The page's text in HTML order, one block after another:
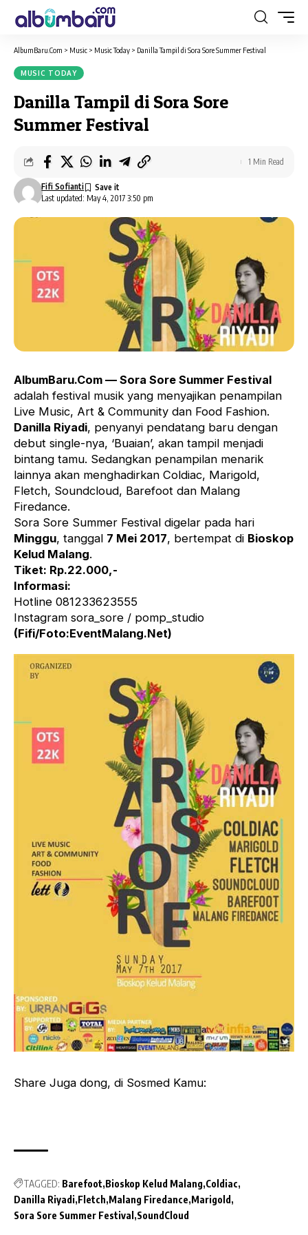
AlbumBaru.Com > Music > Music Today > Danilla Tampil di Sora Sore Summer Festival
MUSIC TODAY
Danilla Tampil di Sora Sore
Summer Festival
Last updated: May 4, 2017 3:50 pm
Fifi Sofianti
1 Min Read
AlbumBaru.Com — Sora Sore Summer Festival
adalah festival musik yang menyajikan penampilan
Live Music, Art & Community dan Food Fashion.
Danilla Riyadi, penyanyi pendatang baru dengan
debut single-nya, ‘Buaian’, akan tampil menjadi
bintang tamu. Sedangkan penampilan menarik
lainnya akan menghadirkan Coldiac, Marigold,
Fletch, Soundcloud, Barefoot dan Malang
Firedance.
Sora Sore Summer Festival digelar pada hari
Minggu, tanggal 7 Mei 2017, bertempat di Bioskop
Kelud Malang.
Tiket: Rp.22.000,-
Informasi:
Hotline 081233623555
Instagram sora_sore / pomp_studio
(Fifi/Foto:EventMalang.Net)
Share Juga dong, di Sosmed Kamu:
TAGGED: Barefoot Bioskop Kelud Malang Coldiac
Danilla Riyadi Fletch Malang Firedance Marigold
Sora Sore Summer Festival SoundCloud